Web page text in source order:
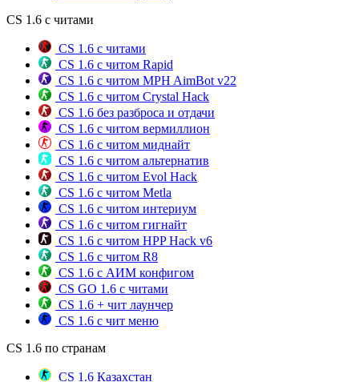
CS 1.6 с читами
CS 1.6 с читами
CS 1.6 с читом Rapid
CS 1.6 с читом MPH AimBot v22
CS 1.6 с читом Crystal Hack
CS 1.6 без разброса и отдачи
CS 1.6 с читом вермиллион
CS 1.6 с читом миднайт
CS 1.6 с читом альтернатив
CS 1.6 с читом Evol Hack
CS 1.6 с читом Metla
CS 1.6 с читом интериум
CS 1.6 с читом гигнайт
CS 1.6 с читом HPP Hack v6
CS 1.6 с читом R8
CS 1.6 с АИМ конфигом
CS GO 1.6 с читами
CS 1.6 + чит лаунчер
CS 1.6 с чит меню
CS 1.6 по странам
CS 1.6 Казахстан